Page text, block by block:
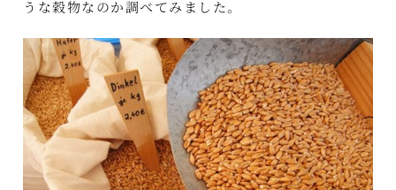
うな穀物なのか調べてみました。